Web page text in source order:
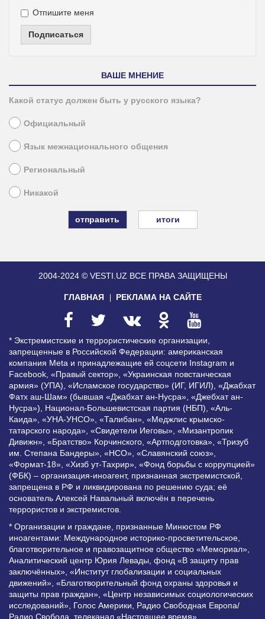
Отпишите меня
Подписаться
ВАШЕ МНЕНИЕ
Какой статус должен быть у русского языка?
Официальный
Язык межнационального общения
Региональный
Никакой
итоги
2004-2024 © VESTI.UZ ВСЕ ПРАВА ЗАЩИЩЕНЫ
ГЛАВНАЯ РЕКЛАМА НА САЙТЕ
* Экстремистские и террористические организации,
запрещенные в Российской Федерации: американская
компания Meta и принадлежащие ей соцсети Instagram и
Facebook, «Правый сектор», «Украинская повстанческая
армия» (УПА), «Исламское государство» (ИГ, ИГИЛ), «Джабхат
Фатх аш-Шам» (бывшая «Джабхат ан-Нусра», «Джебхат ан-
Нусра»), Национал-Большевистская партия (НБП), «Аль-
Каида», «УНА-УНСО», «Талибан», «Меджлис крымско-
татарского народа», «Свидетели Иеговы», «Мизантропик
Дивижн», «Братство» Корчинского, «Артподготовка», «Тризуб
им. Степана Бандеры», «НСО», «Славянский союз»,
«Формат-18», «Хизб ут-Тахрир», «Фонд борьбы с коррупцией»
(ФБК) – организация-иноагент, признанная экстремистской,
запрещена в РФ и ликвидирована по решению суда; её
основатель Алексей Навальный включён в перечень
террористов и экстремистов.
* Организации и граждане, признанные Минюстом РФ
иноагентами: Международное историко-просветительское,
благотворительное и правозащитное общество «Мемориал»,
Аналитический центр Юрия Левады, фонд «В защиту прав
заключённых», «Институт глобализации и социальных
движений», «Благотворительный фонд охраны здоровья и
защиты прав граждан», «Центр независимых социологических
исследований», Голос Америки, Радио Свободная Европа/
Радио Свобода, телеканал «Настоящее время»,